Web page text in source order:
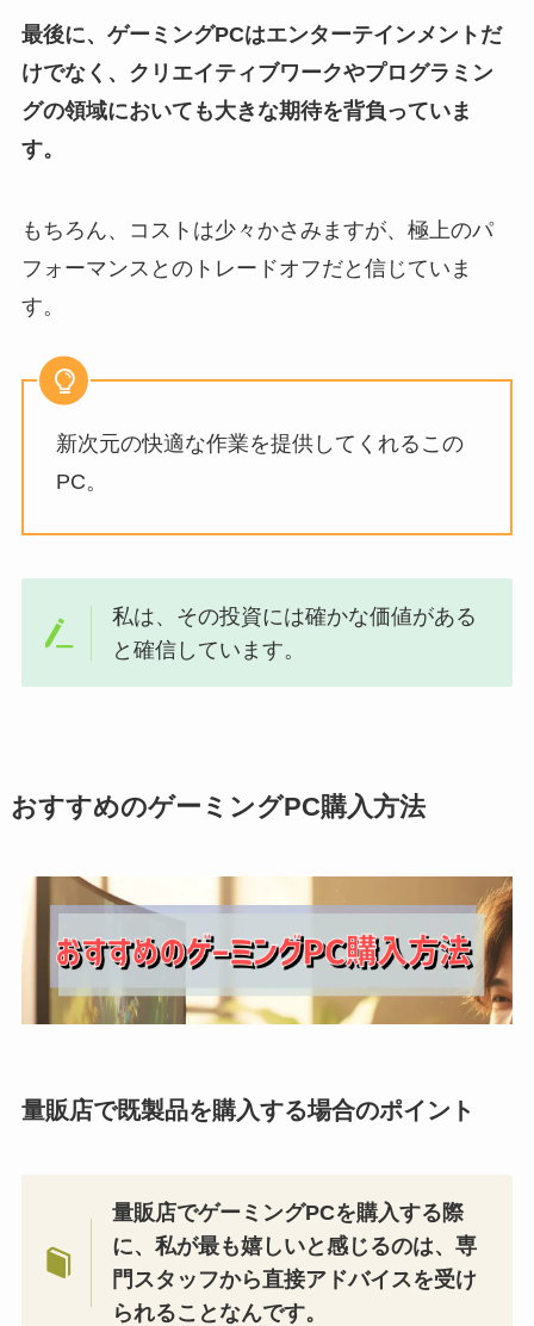
最後に、ゲーミングPCはエンターテインメントだ
けでなく、クリエイティブワークやプログラミン
グの領域においても大きな期待を背負っていま
す。
もちろん、コストは少々かさみますが、極上のパ
フォーマンスとのトレードオフだと信じていま
す。
新次元の快適な作業を提供してくれるこの
PC。
私は、その投資には確かな価値がある
と確信しています。
おすすめのゲーミングPC購入方法
量販店で既製品を購入する場合のポイント
量販店でゲーミングPCを購入する際
に、私が最も嬉しいと感じるのは、専
門スタッフから直接アドバイスを受け
られることなんです。